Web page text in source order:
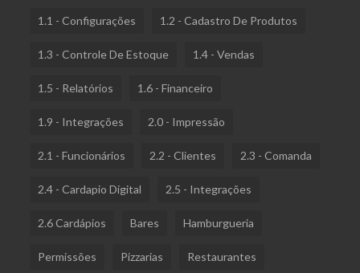
1.1 - Configurações 1.2 - Cadastro De Produtos
1.3 - Controle De Estoque 1.4 - Vendas
1.5 - Relatórios 1.6 - Financeiro
1.9 - Integrações 2.0 - Impressão
2.1 - Funcionários 2.2 - Clientes 2.3 - Comanda
2.4 - Cardapio Digital 2.5 - Integrações
2.6 Cardápios Bares Hamburgueria
Permissões Pizzarias Restaurantes